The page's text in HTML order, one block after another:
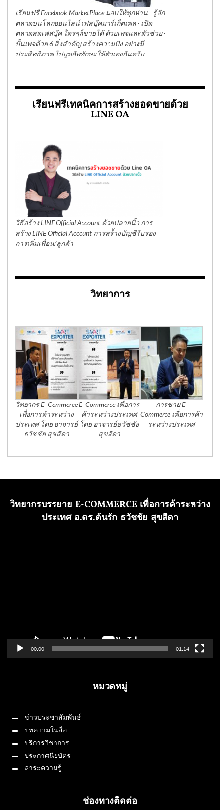
เรียนฟรี Facebook MarketPlace มอบให้ทุกท่าน - รู้จัก
ตลาดบนโลกออนไลน์ เฟสบุ๊คมาร์เก็ตเพล - เปิด
ตลาดสดเฟสบุ๊ค ใครๆก็ขายได้ ด้วยเพจและตัวช่วย -
ปั้นเพจด้วย 6 สิ่งสำคัญ สร้างความปัง อย่างมี
ประสิทธิภาพ ไปบูทอัพทักษะให้ตัวเองกันครับ
เรียนฟรีเทคนิคการสร้างยอดขายด้วย
LINE OA
วิธีสร้าง LINE Official Account ด้วยปลายนิ้ว การ
สร้าง LINE Official Account การสร้้างบัญชีรับรอง
การเพิ่มเพื่อน/ลูกค้า
วิทยาการ
วิทยากร E- Commerce
เพื่อการค้าระหว่าง
ประเทศ โดย อาจารย์
ธวัชชัย สุขสีดา
E- Commerce เพื่อการ
ค้าระหว่างประเทศ
โดย อาจารย์ธวัชชัย
สุขสีดา
การขาย E-
Commerce เพื่อการค้า
ระหว่างประเทศ
วิทยากรบรรยาย E-COMMERCE เพื่อการค้าระหว่าง
ประเทศ อ.ดร.ต้นรัก ธวัชชัย สุขสีดา
00:00 01:14
หมวดหมู่
ข่าวประชาสัมพันธ์
บทความในสื่อ
บริการวิชาการ
ประกาศนียบัตร
สาระความรู้
ช่องทางติดต่อ